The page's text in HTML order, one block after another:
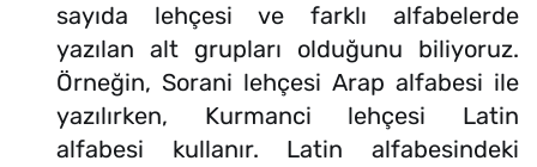
sayıda lehçesi ve farklı alfabelerde
yazılan alt grupları olduğunu biliyoruz.
Örneğin, Sorani lehçesi Arap alfabesi ile
yazılırken, Kurmanci lehçesi Latin
alfabesi kullanır. Latin alfabesindeki